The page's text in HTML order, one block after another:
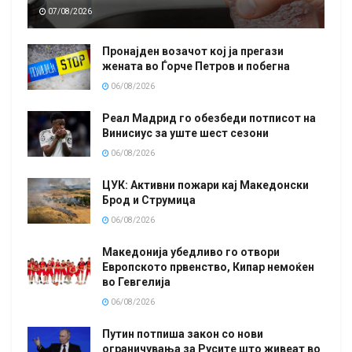
07/08/2026
Пронајден возачот кој ја прегази
жената во Ѓорче Петров и побегна
06/08/2026
Реал Мадрид го обезбеди потписот на
Винисиус за уште шест сезони
06/08/2026
ЦУК: Активни пожари кај Македонски
Брод и Струмица
06/08/2026
Македонија убедливо го отвори
Европското првенство, Кипар немоќен
во Гевгелија
06/08/2026
Путин потпиша закон со нови
ограничувања за Русите што живеат во